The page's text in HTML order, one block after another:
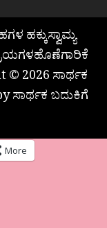
ಹಕ್ಕುಸ್ವಾಮ್ಯ
© 2026 ಸಾರ್ಥಕ
ಸಾರ್ಥಕ ಬದುಕಿಗೆ
More